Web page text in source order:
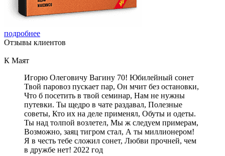
подробнее
Отзывы клиентов
К Маят
Игорю Олеговичу Вагину 70! Юбилейный сонет
Твой паровоз пускает пар, Он мчит без остановки,
Что б посетить в твой семинар, Нам не нужны
путевки. Ты щедро в чате раздавал, Полезные
советы, Кто их на деле применял, Обуты и одеты.
Ты над толпой возлетел, Мы ж следуем примерам,
Возможно, заяц тигром стал, А ты миллионером!
Я в честь тебе сложил сонет, Любви прочней, чем
в дружбе нет! 2022 год